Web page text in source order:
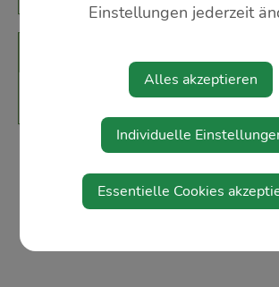
GMV Krenstetten
Einstellungen jederzeit
Alles akzeptieren
Individuelle
Essentielle Cookies